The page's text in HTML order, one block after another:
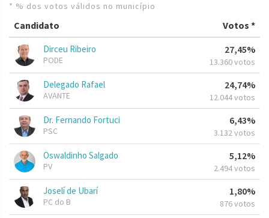
* % dos votos válidos no município
Candidato Votos *
Dirceu Ribeiro
PODE
27,45%
13.360 votos
Delegado Rafael
AVANTE
24,74%
12.044 votos
Dr. Fernando Fortuci
PSC
6,43%
3.132 votos
Oswaldinho Salgado
PV
5,12%
2.494 votos
Joselí de Ubarí
PC do B
1,80%
876 votos